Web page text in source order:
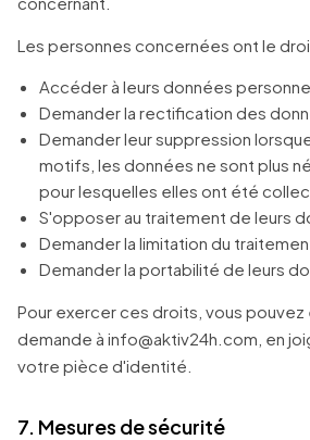
Les personnes concernées ont le
Accéder à leurs données
Demander la rectification des
Demander leur suppression
motifs, les données ne sont plus
pour lesquelles elles ont été
S'opposer au traitement de leurs
Demander la limitation du
Demander la portabilité de leurs
Pour exercer ces droits, vous pouvez
demande à info@aktiv24h.com, en
votre pièce d'identité.
7. Mesures de sécurité